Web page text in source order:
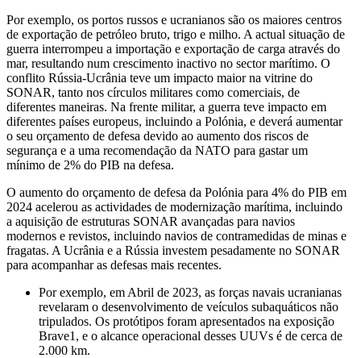
Por exemplo, os portos russos e ucranianos são os maiores centros
de exportação de petróleo bruto, trigo e milho. A actual situação de
guerra interrompeu a importação e exportação de carga através do
mar, resultando num crescimento inactivo no sector marítimo. O
conflito Rússia-Ucrânia teve um impacto maior na vitrine do
SONAR, tanto nos círculos militares como comerciais, de
diferentes maneiras. Na frente militar, a guerra teve impacto em
diferentes países europeus, incluindo a Polónia, e deverá aumentar
o seu orçamento de defesa devido ao aumento dos riscos de
segurança e a uma recomendação da NATO para gastar um
mínimo de 2% do PIB na defesa.
O aumento do orçamento de defesa da Polónia para 4% do PIB em
2024 acelerou as actividades de modernização marítima, incluindo
a aquisição de estruturas SONAR avançadas para navios
modernos e revistos, incluindo navios de contramedidas de minas e
fragatas. A Ucrânia e a Rússia investem pesadamente no SONAR
para acompanhar as defesas mais recentes.
Por exemplo, em Abril de 2023, as forças navais ucranianas
revelaram o desenvolvimento de veículos subaquáticos não
tripulados. Os protótipos foram apresentados na exposição
Brave1, e o alcance operacional desses UUVs é de cerca de
2.000 km.